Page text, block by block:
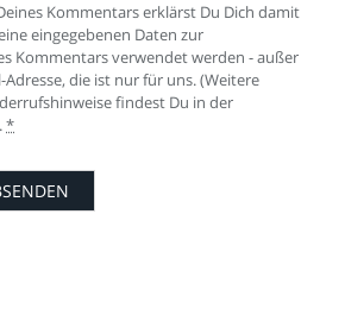
Kommentars erklärst Du Dich damit
eingegebenen Daten zur
Kommentars verwendet werden - außer
die ist nur für uns. (Weitere
findest Du in der
.*